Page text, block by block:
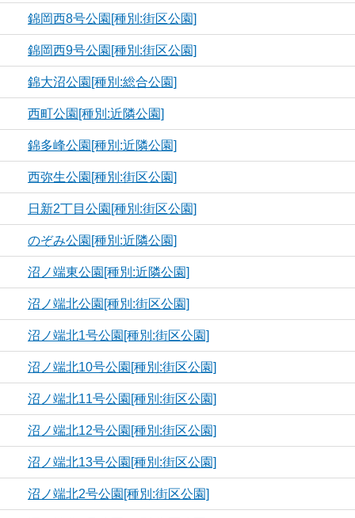
錦岡西8号公園[種別:街区公園]
錦岡西9号公園[種別:街区公園]
錦大沼公園[種別:総合公園]
西町公園[種別:近隣公園]
錦多峰公園[種別:近隣公園]
西弥生公園[種別:街区公園]
日新2丁目公園[種別:街区公園]
のぞみ公園[種別:近隣公園]
沼ノ端東公園[種別:近隣公園]
沼ノ端北公園[種別:街区公園]
沼ノ端北1号公園[種別:街区公園]
沼ノ端北10号公園[種別:街区公園]
沼ノ端北11号公園[種別:街区公園]
沼ノ端北12号公園[種別:街区公園]
沼ノ端北13号公園[種別:街区公園]
沼ノ端北2号公園[種別:街区公園]